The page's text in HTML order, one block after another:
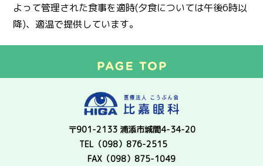
よって管理された食事を適時(夕食については午後6時以
降)、適温で提供しています。
〒901-2133 浦添市城間4-34-20
TEL（098）876-2515
FAX（098）875-1049